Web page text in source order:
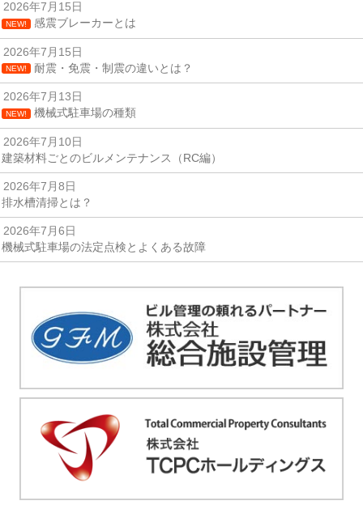
2026年7月15日
NEW! 感震ブレーカーとは
2026年7月15日
NEW! 耐震・免震・制震の違いとは？
2026年7月13日
NEW! 機械式駐車場の種類
2026年7月10日
建築材料ごとのビルメンテナンス（RC編）
2026年7月8日
排水槽清掃とは？
2026年7月6日
機械式駐車場の法定点検とよくある故障